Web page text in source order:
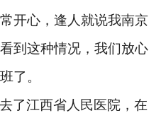
开心，逢人就说我南京
到这种情况，我们放心
了。
了江西省人民医院，在